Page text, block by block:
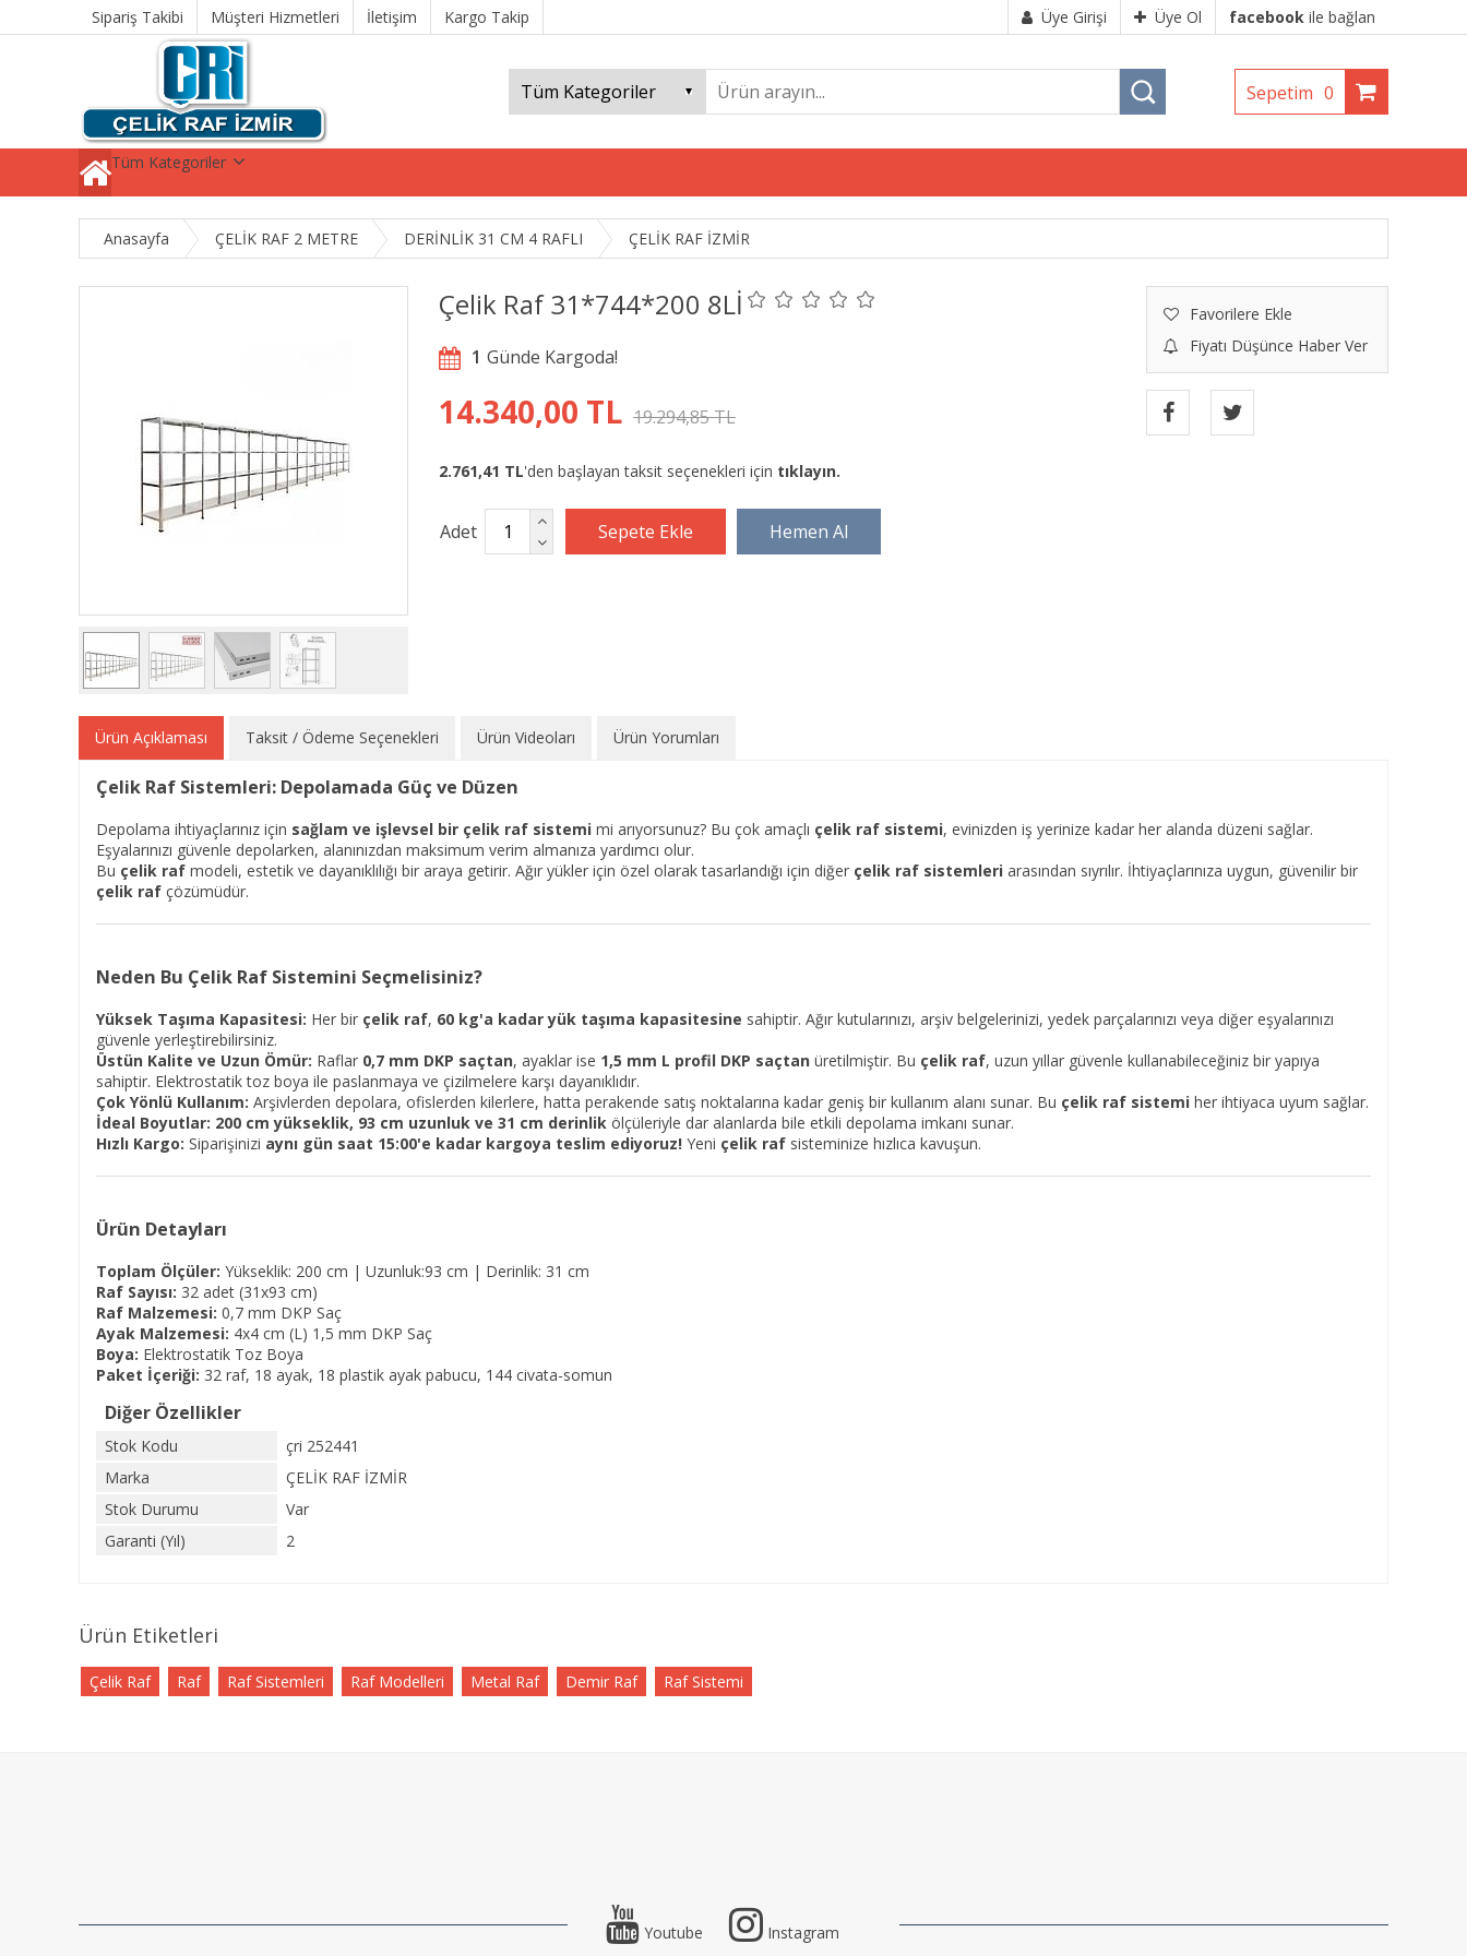
Sipariş Takibi Müşteri Hizmetleri İletişim Kargo Takip Üye Girişi Üye Ol facebook ile bağlan
Sepetim 0
Tüm Kategoriler
Anasayfa ÇELİK RAF 2 METRE DERİNLİK 31 CM 4 RAFLI ÇELİK RAF İZMİR
Çelik Raf 31*744*200 8Lİ
Favorilere Ekle
Fiyatı Düşünce Haber Ver
1
14.340,00 TL 19.294,85 TL
2.761,41 TL'den başlayan taksit seçenekleri için tıklayın.
Adet
Ürün Açıklaması Taksit / Ödeme Seçenekleri Ürün Videoları Ürün Yorumları
Çelik Raf Sistemleri: Depolamada Güç ve Düzen
Depolama ihtiyaçlarınız için sağlam ve işlevsel bir çelik raf sistemi mi arıyorsunuz? Bu çok amaçlı çelik raf sistemi, evinizden iş yerinize kadar her alanda düzeni sağlar.
Eşyalarınızı güvenle depolarken, alanınızdan maksimum verim almanıza yardımcı olur.
Bu çelik raf modeli, estetik ve dayanıklılığı bir araya getirir. Ağır yükler için özel olarak tasarlandığı için diğer çelik raf sistemleri arasından sıyrılır. İhtiyaçlarınıza uygun, güvenilir bir
çelik raf çözümüdür.
Neden Bu Çelik Raf Sistemini Seçmelisiniz?
Yüksek Taşıma Kapasitesi: Her bir çelik raf, 60 kg'a kadar yük taşıma kapasitesine sahiptir. Ağır kutularınızı, arşiv belgelerinizi, yedek parçalarınızı veya diğer eşyalarınızı
güvenle yerleştirebilirsiniz.
Üstün Kalite ve Uzun Ömür: Raflar 0,7 mm DKP saçtan, ayaklar ise 1,5 mm L profil DKP saçtan üretilmiştir. Bu çelik raf, uzun yıllar güvenle kullanabileceğiniz bir yapıya
sahiptir. Elektrostatik toz boya ile paslanmaya ve çizilmelere karşı dayanıklıdır.
Çok Yönlü Kullanım: Arşivlerden depolara, ofislerden kilerlere, hatta perakende satış noktalarına kadar geniş bir kullanım alanı sunar. Bu çelik raf sistemi her ihtiyaca uyum sağlar.
İdeal Boyutlar: 200 cm yükseklik, 93 cm uzunluk ve 31 cm derinlik ölçüleriyle dar alanlarda bile etkili depolama imkanı sunar.
Hızlı Kargo: Siparişinizi aynı gün saat 15:00'e kadar kargoya teslim ediyoruz! Yeni çelik raf sisteminize hızlıca kavuşun.
Ürün Detayları
Toplam Ölçüler: Yükseklik: 200 cm | Uzunluk:93 cm | Derinlik: 31 cm
Raf Sayısı: 32 adet (31x93 cm)
Raf Malzemesi: 0,7 mm DKP Saç
Ayak Malzemesi: 4x4 cm (L) 1,5 mm DKP Saç
Boya: Elektrostatik Toz Boya
Paket İçeriği: 32 raf, 18 ayak, 18 plastik ayak pabucu, 144 civata-somun
Diğer Özellikler
Stok Kodu
çri 252441
Marka
ÇELİK RAF İZMİR
Stok Durumu
Var
Garanti (Yıl)
2
Ürün Etiketleri
Çelik Raf Raf Raf Sistemleri Raf Modelleri Metal Raf Demir Raf Raf Sistemi
Youtube Instagram